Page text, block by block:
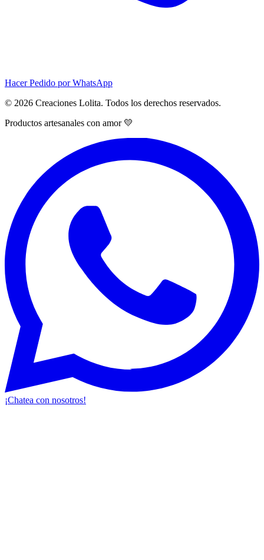
Hacer Pedido por WhatsApp
© 2026 Creaciones Lolita. Todos los derechos reservados.
Productos artesanales con amor 💛
¡Chatea con nosotros!